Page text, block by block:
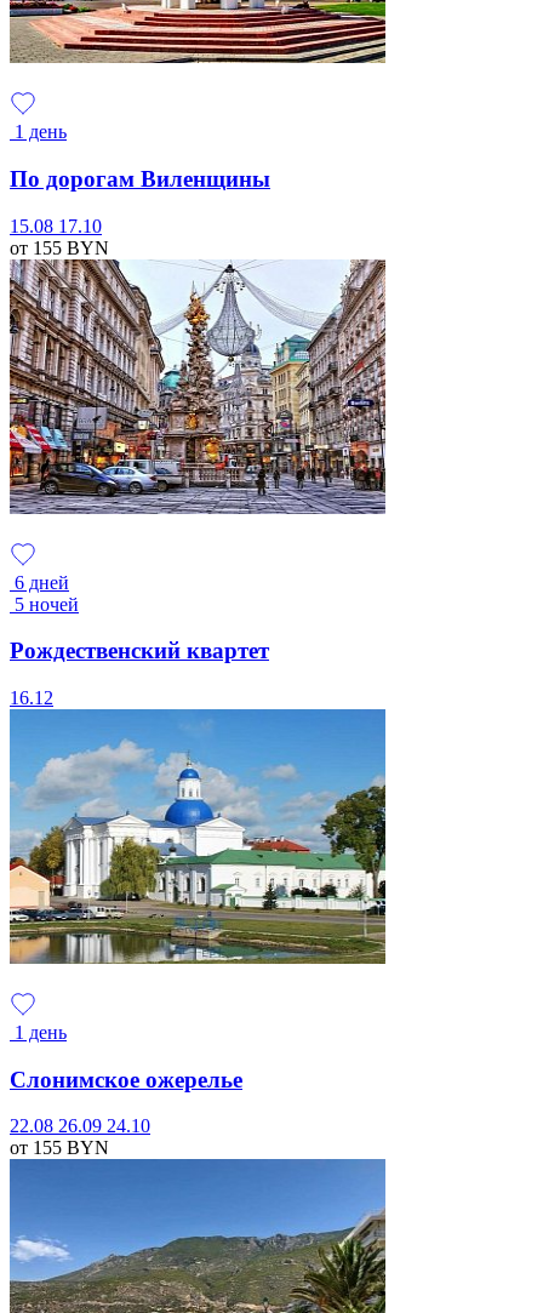
1 день
По дорогам Виленщины
15.08 17.10
от 155 BYN
6 дней
5 ночей
Рождественский квартет
16.12
1 день
Слонимское ожерелье
22.08 26.09 24.10
от 155 BYN